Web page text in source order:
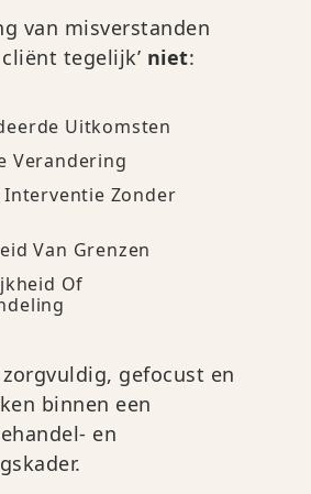
van misverstanden
tegelijk’ niet:
Uitkomsten
Verandering
Interventie Zonder
Van Grenzen
Of
gefocust en
binnen een
en